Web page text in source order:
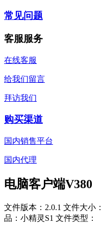
常见问题
客服服务
在线客服
给我们留言
拜访我们
购买渠道
国内销售平台
国内代理
电脑客户端V380
文件版本：2.0.1 文件大小：
品：小精灵S1 文件类型：